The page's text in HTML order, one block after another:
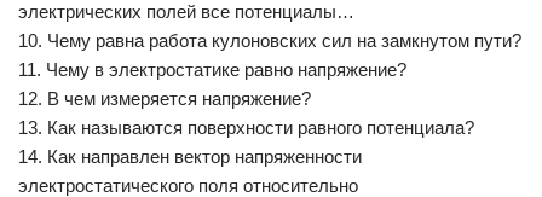
электрических полей все потенциалы…
10. Чему равна работа кулоновских сил на замкнутом пути?
11. Чему в электростатике равно напряжение?
12. В чем измеряется напряжение?
13. Как называются поверхности равного потенциала?
14. Как направлен вектор напряженности
электростатического поля относительно